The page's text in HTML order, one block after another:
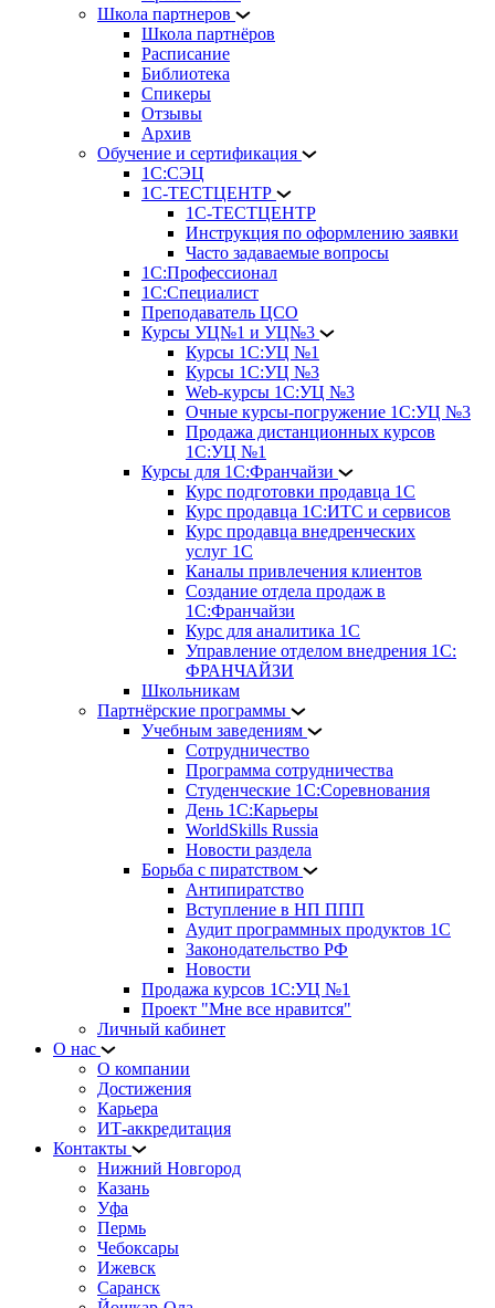
Школа партнеров
Школа партнёров
Расписание
Библиотека
Спикеры
Отзывы
Архив
Обучение и сертификация
1С:СЭЦ
1С-ТЕСТЦЕНТР
1С-ТЕСТЦЕНТР
Инструкция по оформлению заявки
Часто задаваемые вопросы
1С:Профессионал
1С:Специалист
Преподаватель ЦСО
Курсы УЦ№1 и УЦ№3
Курсы 1С:УЦ №1
Курсы 1С:УЦ №3
Web-курсы 1С:УЦ №3
Очные курсы-погружение 1С:УЦ №3
Продажа дистанционных курсов
1С:УЦ №1
Курсы для 1С:Франчайзи
Курс подготовки продавца 1С
Курс продавца 1С:ИТС и сервисов
Курс продавца внедренческих
услуг 1С
Каналы привлечения клиентов
Создание отдела продаж в
1С:Франчайзи
Курс для аналитика 1С
Управление отделом внедрения 1С:
ФРАНЧАЙЗИ
Школьникам
Партнёрские программы
Учебным заведениям
Сотрудничество
Программа сотрудничества
Студенческие 1С:Соревнования
День 1С:Карьеры
WorldSkills Russia
Новости раздела
Борьба с пиратством
Антипиратство
Вступление в НП ППП
Аудит программных продуктов 1С
Законодательство РФ
Новости
Продажа курсов 1С:УЦ №1
Проект "Мне все нравится"
Личный кабинет
О нас
О компании
Достижения
Карьера
ИТ-аккредитация
Контакты
Нижний Новгород
Казань
Уфа
Пермь
Чебоксары
Ижевск
Саранск